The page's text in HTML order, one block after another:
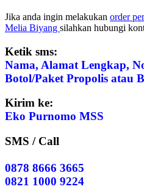
Jika anda ingin melakukan order
Melia Biyang silahkan hubungi
Ketik sms:
Nama, Alamat Lengkap,
Botol/Paket Propolis atau
Kirim ke:
Eko Purnomo MSS
SMS / Call
0878 8666 3665
0821 1000 9224